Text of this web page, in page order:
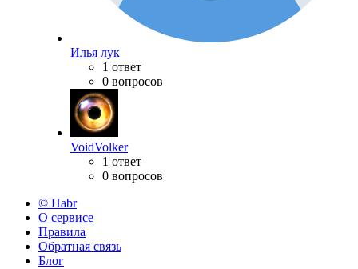
Илья лук
1 ответ
0 вопросов
VoidVolker
1 ответ
0 вопросов
© Habr
О сервисе
Правила
Обратная связь
Блог